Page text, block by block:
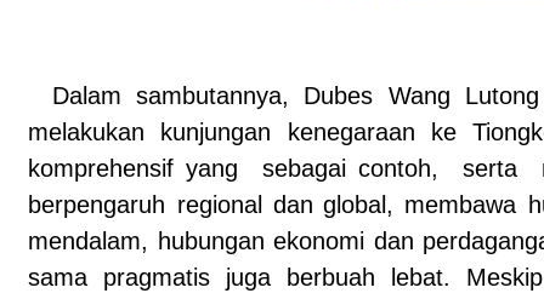
Dalam sambutannya, Dubes Wang
melakukan kunjungan kenegaraan ke
komprehensif yang sebagai contoh, serta
berpengaruh regional dan global, membawa
mendalam, hubungan ekonomi dan
sama pragmatis juga berbuah lebat.